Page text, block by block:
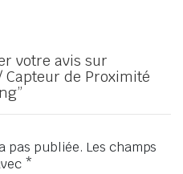
votre avis sur
Capteur de Proximité
pas publiée. Les champs
*